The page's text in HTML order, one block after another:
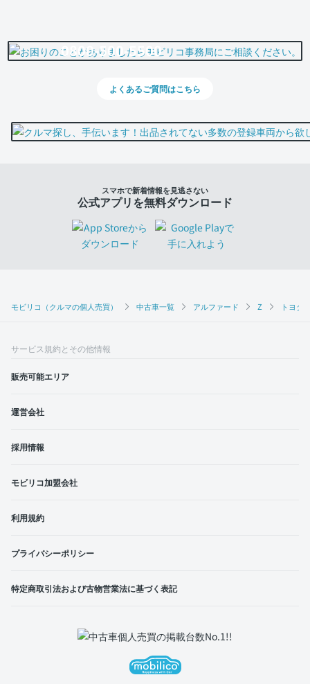
モビリコ（クルマの個人売買） 中古車一覧 アルファード Z トヨタ
0800-500-5500
よくあるご質問はこちら
スマホで新着情報を見逃さない
公式アプリを無料ダウンロード
サービス規約とその他情報
販売可能エリア
運営会社
採用情報
モビリコ加盟会社
利用規約
プライバシーポリシー
特定商取引法および古物営業法に基づく表記